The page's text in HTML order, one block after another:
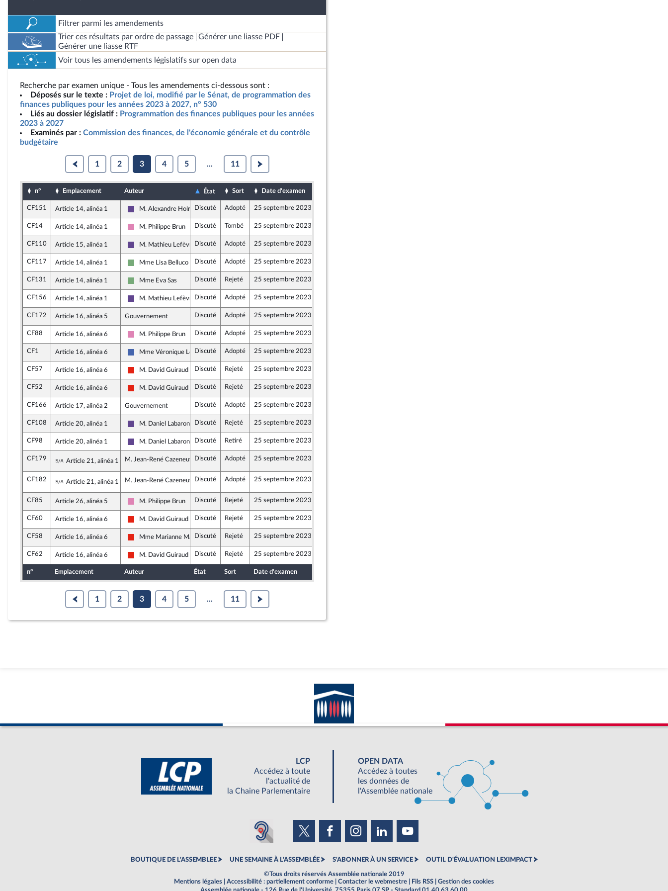
Filtrer parmi les amendements
Trier ces résultats par ordre de passage
Générer une liasse PDF
Générer une liasse RTF
Voir tous les amendements législatifs sur open data
Recherche par examen unique - Tous les amendements ci-dessous sont :
Déposés sur le texte : Projet de loi, modifié par le Sénat, de programmation des
finances publiques pour les années 2023 à 2027, n° 530
Liés au dossier législatif : Programmation des finances publiques pour les années
2023 à 2027
Examinés par : Commission des finances, de l'économie générale et du contrôle
budgétaire
1 2 3 4 5 ... 11
n° Emplacement Auteur État Sort Date d'examen
CF151 Article 14, alinéa 1
Renaissance
M. Alexandre HolroydDiscuté Adopté 25 septembre 2023
CF14 Article 14, alinéa 1
Socialistes et apparentés (membre de l’intergroupe NUPES)
M. Philippe Brun Discuté Tombé 25 septembre 2023
CF110 Article 15, alinéa 1
Renaissance
M. Mathieu LefèvreDiscuté Adopté 25 septembre 2023
CF117 Article 14, alinéa 1
Écologiste - NUPES
Mme Lisa Belluco Discuté Adopté 25 septembre 2023
CF131 Article 14, alinéa 1
Écologiste - NUPES
Mme Eva Sas Discuté Rejeté 25 septembre 2023
CF156 Article 14, alinéa 1
Renaissance
M. Mathieu LefèvreDiscuté Adopté 25 septembre 2023
CF172 Article 16, alinéa 5 Gouvernement Discuté Adopté 25 septembre 2023
CF88 Article 16, alinéa 6
Socialistes et apparentés (membre de l’intergroupe NUPES)
M. Philippe Brun Discuté Adopté 25 septembre 2023
CF1 Article 16, alinéa 6
Les Républicains
Mme Véronique Louwagie
Discuté Adopté 25 septembre 2023
CF57 Article 16, alinéa 6
La France insoumise - Nouvelle Union Populaire écologique et sociale
M. David Guiraud Discuté Rejeté 25 septembre 2023
CF52 Article 16, alinéa 6
La France insoumise - Nouvelle Union Populaire écologique et sociale
M. David Guiraud Discuté Rejeté 25 septembre 2023
CF166 Article 17, alinéa 2 Gouvernement Discuté Adopté 25 septembre 2023
CF108 Article 20, alinéa 1
Renaissance
M. Daniel LabaronneDiscuté Rejeté 25 septembre 2023
CF98 Article 20, alinéa 1
Renaissance
M. Daniel LabaronneDiscuté Retiré 25 septembre 2023
CF179 Sous-amendement de l'amendement n°CF153
Article 21, alinéa 1 M. Jean-René Cazeneuve, rapporteur
Discuté Adopté 25 septembre 2023
CF182 Sous-amendement de l'amendement n°CF154
Article 21, alinéa 1 M. Jean-René Cazeneuve, rapporteur
Discuté Adopté 25 septembre 2023
CF85 Article 26, alinéa 5
Socialistes et apparentés (membre de l’intergroupe NUPES)
M. Philippe Brun Discuté Rejeté 25 septembre 2023
CF60 Article 16, alinéa 6
La France insoumise - Nouvelle Union Populaire écologique et sociale
M. David Guiraud Discuté Rejeté 25 septembre 2023
CF58 Article 16, alinéa 6
La France insoumise - Nouvelle Union Populaire écologique et sociale
Mme Marianne MaximiDiscuté Rejeté 25 septembre 2023
CF62 Article 16, alinéa 6
La France insoumise - Nouvelle Union Populaire écologique et sociale
M. David Guiraud Discuté Rejeté 25 septembre 2023
n° Emplacement Auteur État Sort Date d'examen
1 2 3 4 5 ... 11
LCP
Accédez à toute
l'actualité de
la Chaine Parlementaire
OPEN DATA
Accédez à toutes
les données de
l'Assemblée nationale
BOUTIQUE DE L'ASSEMBLEE UNE SEMAINE À L'ASSEMBLÉE S'ABONNER À UN SERVICE OUTIL D'ÉVALUATION LEXIMPACT
©Tous droits réservés Assemblée nationale 2019
Mentions légales
Accessibilité : partiellement conforme Contacter le webmestre Fils RSS
Gestion des cookies